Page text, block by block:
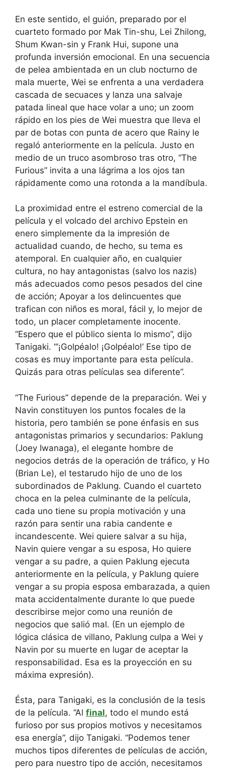
En este sentido, el guión, preparado por el
cuarteto formado por Mak Tin-shu, Lei Zhilong,
Shum Kwan-sin y Frank Hui, supone una
profunda inversión emocional. En una secuencia
de pelea ambientada en un club nocturno de
mala muerte, Wei se enfrenta a una verdadera
cascada de secuaces y lanza una salvaje
patada lineal que hace volar a uno; un zoom
rápido en los pies de Wei muestra que lleva el
par de botas con punta de acero que Rainy le
regaló anteriormente en la película. Justo en
medio de un truco asombroso tras otro, “The
Furious” invita a una lágrima a los ojos tan
rápidamente como una rotonda a la mandíbula.
La proximidad entre el estreno comercial de la
película y el volcado del archivo Epstein en
enero simplemente da la impresión de
actualidad cuando, de hecho, su tema es
atemporal. En cualquier año, en cualquier
cultura, no hay antagonistas (salvo los nazis)
más adecuados como pesos pesados ​​del cine
de acción; Apoyar a los delincuentes que
trafican con niños es moral, fácil y, lo mejor de
todo, un placer completamente inocente.
“Espero que el público sienta lo mismo”, dijo
Tanigaki. “‘¡Golpéalo! ¡Golpéalo!’ Ese tipo de
cosas es muy importante para esta película.
Quizás para otras películas sea diferente”.
“The Furious” depende de la preparación. Wei y
Navin constituyen los puntos focales de la
historia, pero también se pone énfasis en sus
antagonistas primarios y secundarios: Paklung
(Joey Iwanaga), el elegante hombre de
negocios detrás de la operación de tráfico, y Ho
(Brian Le), el testarudo hijo de uno de los
subordinados de Paklung. Cuando el cuarteto
choca en la pelea culminante de la película,
cada uno tiene su propia motivación y una
razón para sentir una rabia candente e
incandescente. Wei quiere salvar a su hija,
Navin quiere vengar a su esposa, Ho quiere
vengar a su padre, a quien Paklung ejecuta
anteriormente en la película, y Paklung quiere
vengar a su propia esposa embarazada, a quien
mata accidentalmente durante lo que puede
describirse mejor como una reunión de
negocios que salió mal. (En un ejemplo de
lógica clásica de villano, Paklung culpa a Wei y
Navin por su muerte en lugar de aceptar la
responsabilidad. Esa es la proyección en su
máxima expresión).
Ésta, para Tanigaki, es la conclusión de la tesis
de la película. “Al final, todo el mundo está
furioso por sus propios motivos y necesitamos
esa energía”, dijo Tanigaki. “Podemos tener
muchos tipos diferentes de películas de acción,
pero para nuestro tipo de acción, necesitamos